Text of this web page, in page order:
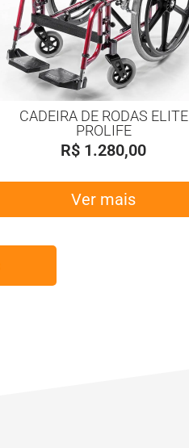
CADEIRA DE RODAS ELITE
PROLIFE
R$ 1.280,00
Ver mais